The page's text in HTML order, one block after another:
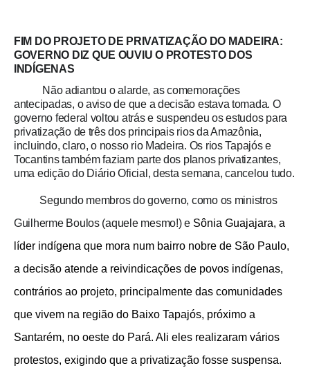
FIM DO PROJETO DE PRIVATIZAÇÃO DO MADEIRA:
GOVERNO DIZ QUE OUVIU O PROTESTO DOS
INDÍGENAS
Não adiantou o alarde, as comemorações
antecipadas, o aviso de que a decisão estava tomada. O
governo federal voltou atrás e suspendeu os estudos para
privatização de três dos principais rios da Amazônia,
incluindo, claro, o nosso rio Madeira. Os rios Tapajós e
Tocantins também faziam parte dos planos privatizantes,
uma edição do Diário Oficial, desta semana, cancelou tudo.
Segundo membros do governo, como os ministros
Guilherme Boulos (aquele mesmo!) e Sônia Guajajara, a
líder indígena que mora num bairro nobre de São Paulo,
a decisão atende a reivindicações de povos indígenas,
contrários ao projeto, principalmente das comunidades
que vivem na região do Baixo Tapajós, próximo a
Santarém, no oeste do Pará. Ali eles realizaram vários
protestos, exigindo que a privatização fosse suspensa.